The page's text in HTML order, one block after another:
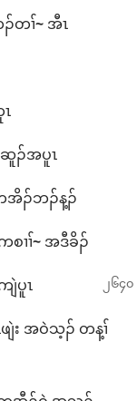
တၢ်~အီၤ
ၣ်​အ​ပူၤ
အိၣ်​ဘၣ်​န့ၣ်
ၢၢ်~အ​ဒီခိၣ်
ပူၤ
ဖျဲး အဝဲသ့ၣ်​ တ​န့ၢ်